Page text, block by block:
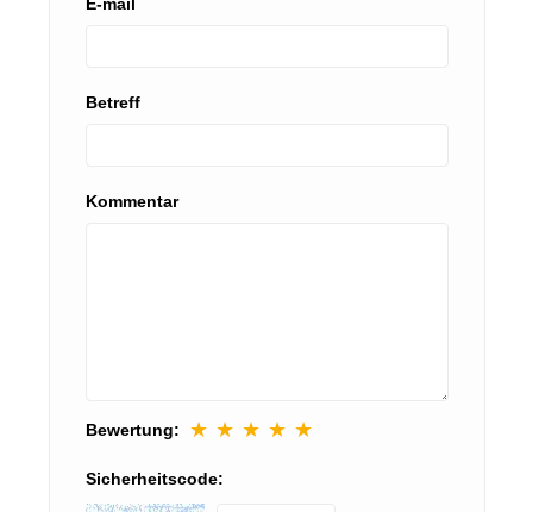
E-mail
Betreff
Kommentar
Bewertung: ★ ★ ★ ★ ★
Sicherheitscode: